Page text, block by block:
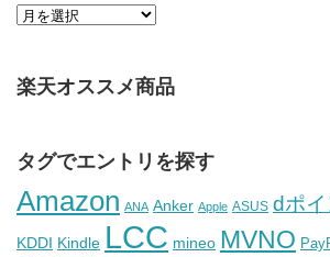
楽天オススメ商品
タグでエントリを探す
Amazon ANA Anker Apple ASUS dポイ
KDDI Kindle LCC mineo MVNO